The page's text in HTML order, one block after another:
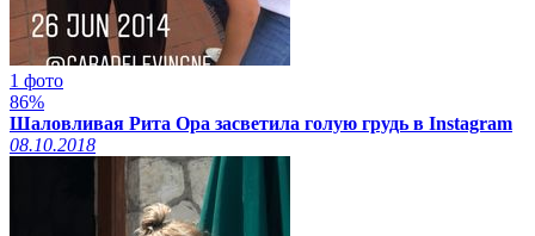
1 фото
86%
Шаловливая Рита Ора засветила голую грудь в Instagram
08.10.2018